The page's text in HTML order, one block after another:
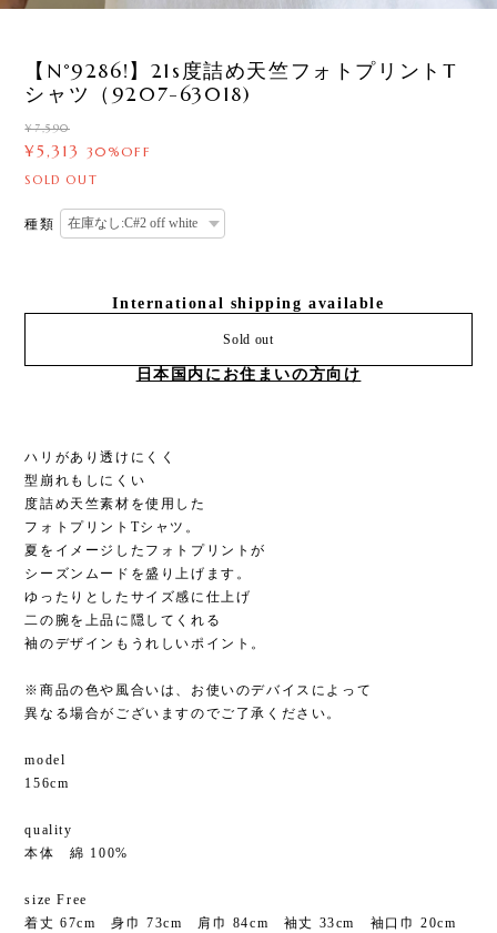
【N°9286!】21s度詰め天竺フォトプリントT
シャツ（9207-63018)
¥7,590
¥5,313 30%OFF
SOLD OUT
種類
International shipping available
Sold out
日本国内にお住まいの方向け
ハリがあり透けにくく
型崩れもしにくい
度詰め天竺素材を使用した
フォトプリントTシャツ。
夏をイメージしたフォトプリントが
シーズンムードを盛り上げます。
ゆったりとしたサイズ感に仕上げ
二の腕を上品に隠してくれる
袖のデザインもうれしいポイント。
※商品の色や風合いは、お使いのデバイスによって
異なる場合がございますのでご了承ください。
model
156cm
quality
本体 綿 100%
size Free
着丈 67cm 身巾 73cm 肩巾 84cm 袖丈 33cm 袖口巾 20cm